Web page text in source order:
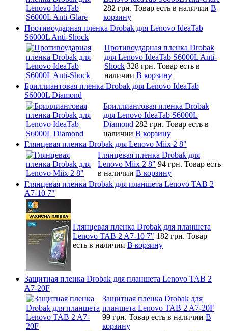
282 грн. Товар есть в наличии В
корзину
Противоударная пленка Drobak для Lenovo IdeaTab
S6000L Anti-Shock
Противоударная пленка Drobak
для Lenovo IdeaTab S6000L Anti-
Shock 328 грн. Товар есть в
наличии В корзину
Бриллиантовая пленка Drobak для Lenovo IdeaTab
S6000L Diamond
Бриллиантовая пленка Drobak
для Lenovo IdeaTab S6000L
Diamond 282 грн. Товар есть в
наличии В корзину
Глянцевая пленка Drobak для Lenovo Miix 2 8"
Глянцевая пленка Drobak для
Lenovo Miix 2 8" 94 грн. Товар есть
в наличии В корзину
Глянцевая пленка Drobak для планшета Lenovo TAB 2
A7-10 7"
Глянцевая пленка Drobak для планшета
Lenovo TAB 2 A7-10 7" 182 грн. Товар
есть в наличии В корзину
Защитная пленка Drobak для планшета Lenovo TAB 2
A7-20F
Защитная пленка Drobak для
планшета Lenovo TAB 2 A7-20F
99 грн. Товар есть в наличии В
корзину